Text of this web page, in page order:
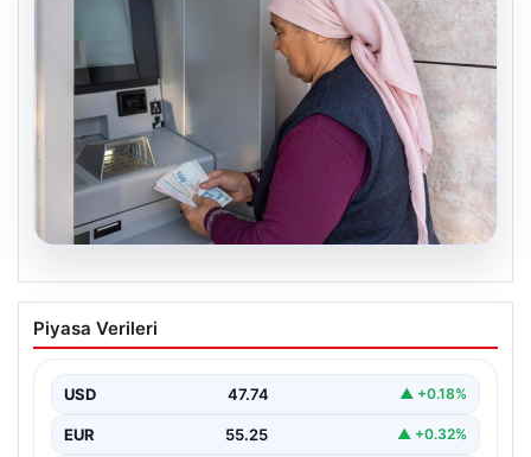
Emekli maaşı ödemeleri ne zaman
yatacak? SGK, Bağ-Kur, Emekli Sandığı
Piyasa Verileri
USD 47.74 ▲ +0.18%
EUR 55.25 ▲ +0.32%